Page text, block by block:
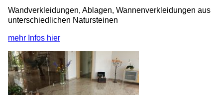
Wandverkleidungen, Ablagen, Wannenverkleidungen aus
unterschiedlichen Natursteinen
mehr Infos hier